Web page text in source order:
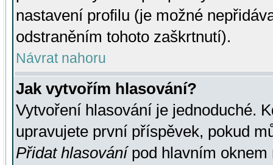
nastavení profilu (je možné
odstraněním tohoto zaškrtnutí).
Návrat nahoru
Jak vytvořím hlasování?
Vytvoření hlasování je jednoduché.
upravujete první příspěvek, pokud
Přidat hlasovánípod hlavním oknem